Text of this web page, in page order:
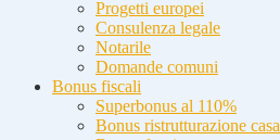
Progetti europei
Consulenza legale
Notarile
Domande comuni
Bonus fiscali
Superbonus al 110%
Bonus ristrutturazione casa